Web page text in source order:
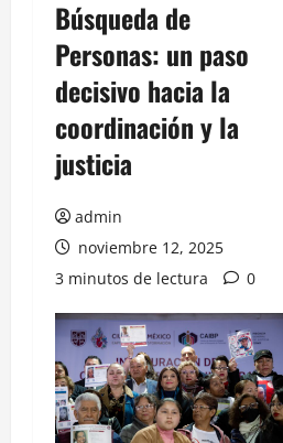
Búsqueda de
Personas: un paso
decisivo hacia la
coordinación y la
justicia
admin
noviembre 12, 2025
3 minutos de lectura
0